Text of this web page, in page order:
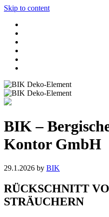
Skip to content
BIK –
Kontor GmbH
29.1.2026 by BIK
RÜCKSCHNITT
STRÄUCHERN